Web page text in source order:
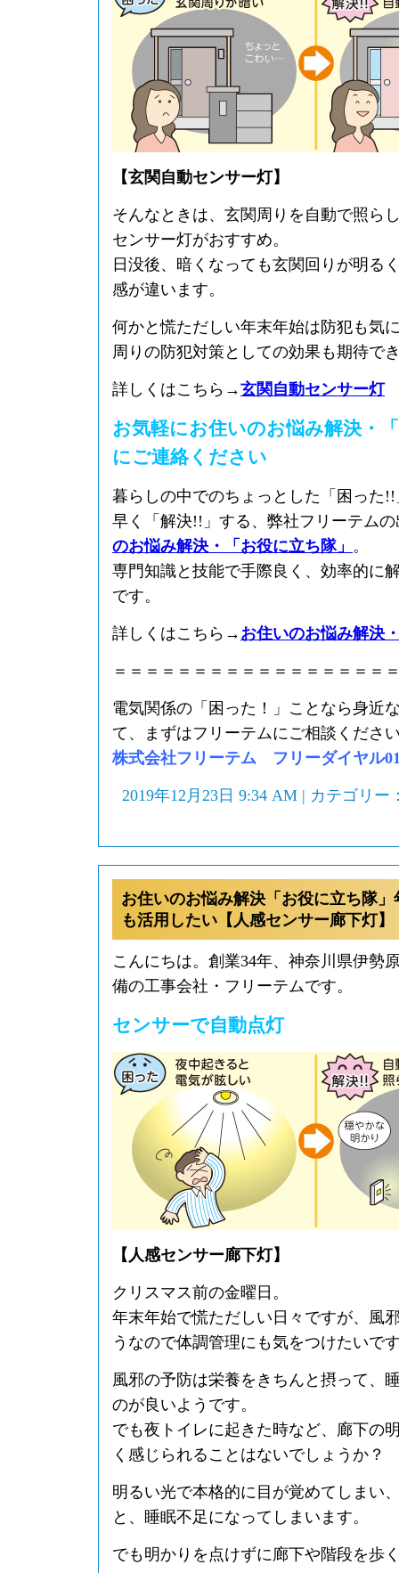
【玄関自動センサー灯】
そんなときは、玄関周りを自動で照ら
センサー灯がおすすめ。
日没後、暗くなっても玄関回りが明る
感が違います。
何かと慌ただしい年末年始は防犯も気
周りの防犯対策としての効果も期待で
詳しくはこちら→玄関自動センサー灯
お気軽にお住いのお悩み解決・
にご連絡ください
暮らしの中でのちょっとした「困った
早く「解決!!」する、弊社フリーテム
のお悩み解決・「お役に立ち隊」 。
専門知識と技能で手際良く、効率的に
です。
詳しくはこちら→ お住いのお悩み解決
＝＝＝＝＝＝＝＝＝＝＝＝＝＝＝＝＝
電気関係の「困った！」ことなら身近
て、まずはフリーテムにご相談くださ
株式会社フリーテム フリーダイヤル
2019年12月23日 9:34 AM | カテゴリー
お住いのお悩み解決「お役に立ち隊
も活用したい【人感センサー廊下灯】
こんにちは。創業34年、神奈川県伊勢
備の工事会社・フリーテムです。
センサーで自動点灯
【人感センサー廊下灯】
クリスマス前の金曜日。
年末年始で慌ただしい日々ですが、風
うなので体調管理にも気をつけたいで
風邪の予防は栄養をきちんと摂って、
のが良いようです。
でも夜トイレに起きた時など、廊下の
く感じられることはないでしょうか？
明るい光で本格的に目が覚めてしまい
と、睡眠不足になってしまいます。
でも明かりを点けずに廊下や階段を歩